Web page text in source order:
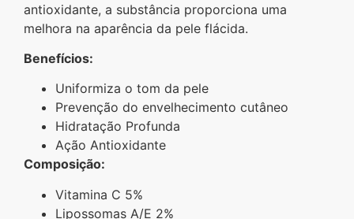
antioxidante, a substância proporciona uma
melhora na aparência da pele flácida.
Benefícios:
Uniformiza o tom da pele
Prevenção do envelhecimento cutâneo
Hidratação Profunda
Ação Antioxidante
Composição:
Vitamina C 5%
Lipossomas A/E 2%